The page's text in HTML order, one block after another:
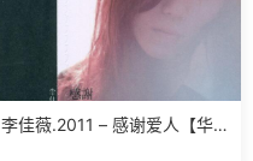
李佳薇.2011 – 感谢爱人【华